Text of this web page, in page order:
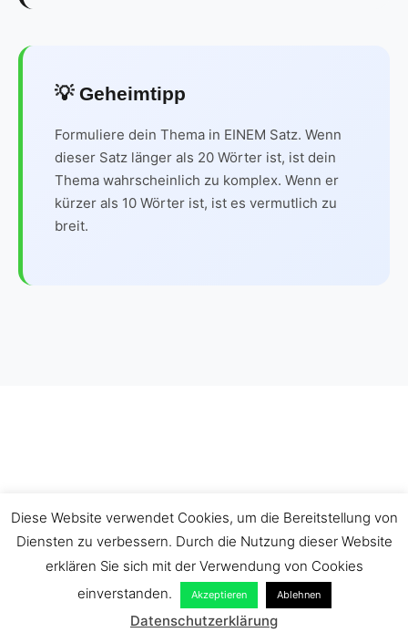
💡 Geheimtipp
Formuliere dein Thema in EINEM Satz. Wenn
dieser Satz länger als 20 Wörter ist, ist dein
Thema wahrscheinlich zu komplex. Wenn er
kürzer als 10 Wörter ist, ist es vermutlich zu
breit.
5. Vom Thema zur
Forschungsfrage
Ein Thema allein reicht nicht – du brauchst eine konkrete
Diese Website verwendet Cookies, um die Bereitstellung von
Diensten zu verbessern. Durch die Nutzung dieser Website
erklären Sie sich mit der Verwendung von Cookies
einverstanden.
Akzeptieren Ablehnen
Datenschutzerklärung